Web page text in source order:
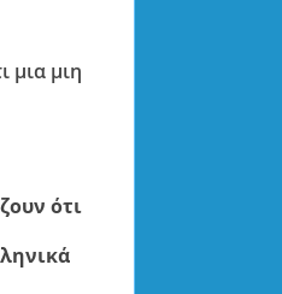
μια μιη
ότι